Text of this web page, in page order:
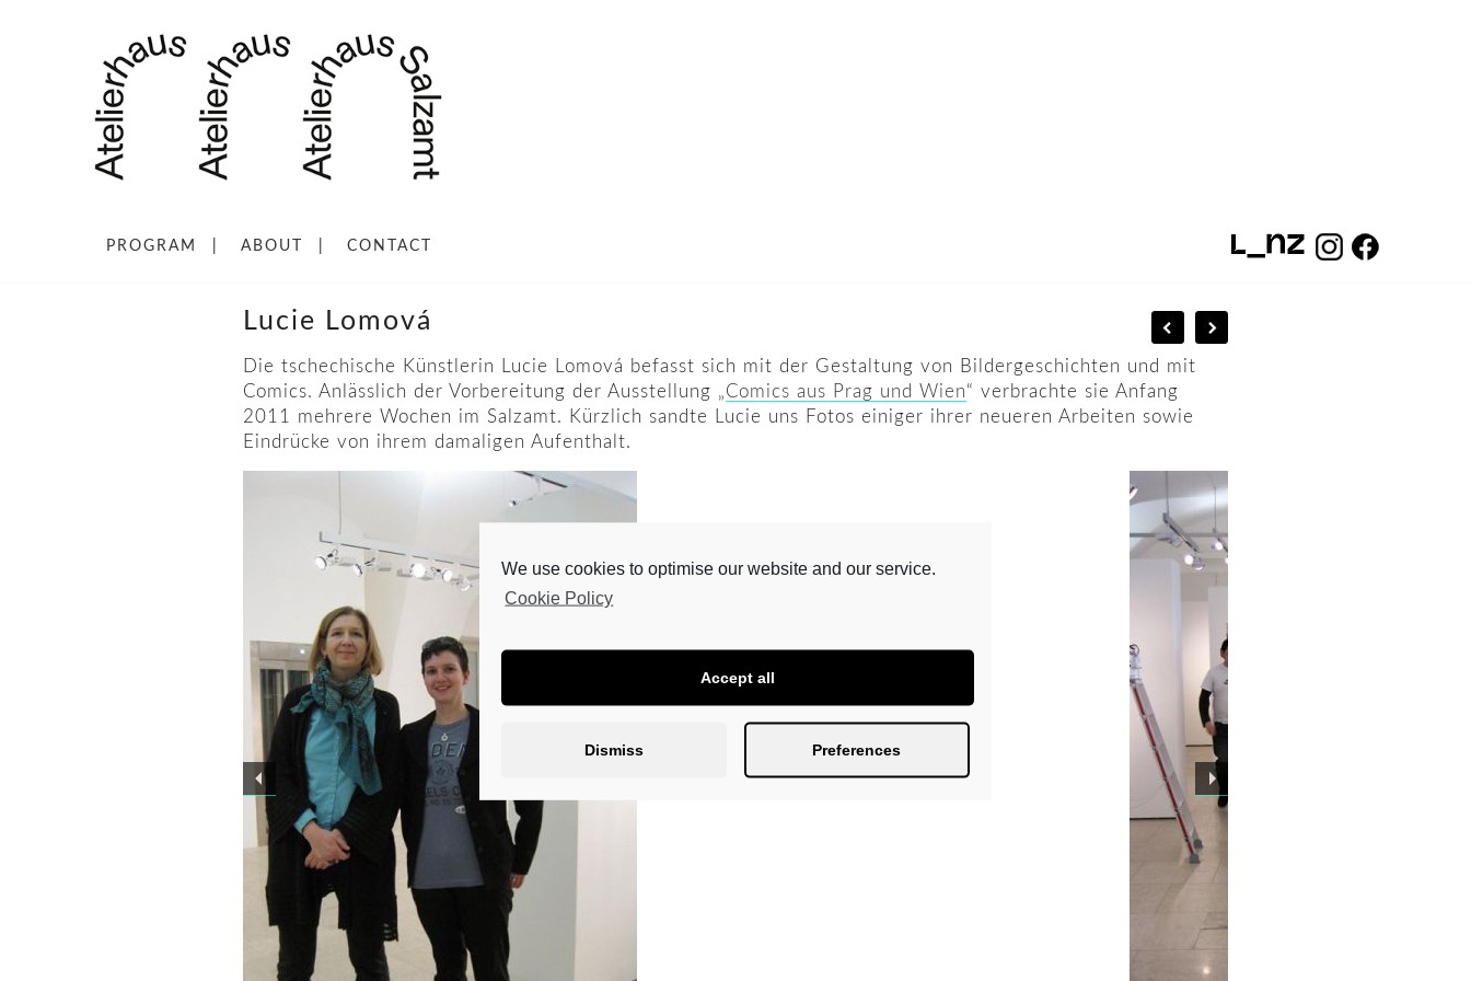
PROGRAM ABOUT CONTACT
Lucie Lomová
Die tschechische Künstlerin Lucie Lomová befasst sich mit der Gestaltung von Bildergeschichten und mit
Comics. Anlässlich der Vorbereitung der Ausstellung „Comics aus Prag und Wien“ verbrachte sie Anfang
2011 mehrere Wochen im Salzamt. Kürzlich sandte Lucie uns Fotos einiger ihrer neueren Arbeiten sowie
Eindrücke von ihrem damaligen Aufenthalt.
We use cookies to optimise our website and our service.
Cookie Policy
Accept all
Dismiss Preferences